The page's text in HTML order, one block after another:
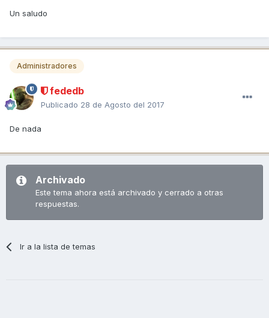
Un saludo
Administradores
fededb
Publicado 28 de Agosto del 2017
De nada
Archivado
Este tema ahora está archivado y cerrado a otras
respuestas.
Ir a la lista de temas